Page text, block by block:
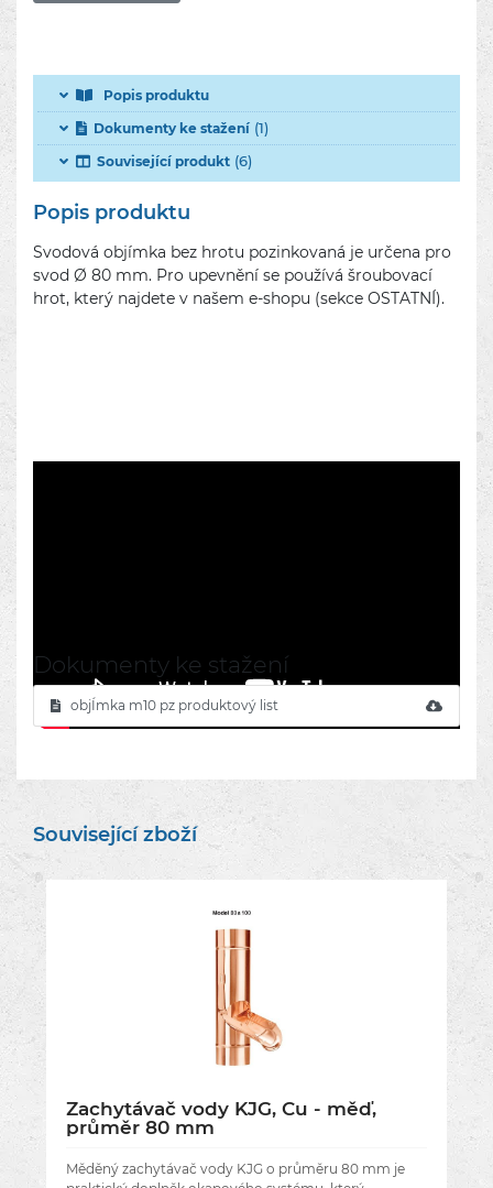
Popis produktu
Dokumenty ke stažení(1)
Související produkt (6)
Popis produktu
Svodová objímka bez hrotu pozinkovaná je určena pro
svod Ø 80 mm. Pro upevnění se používá šroubovací
hrot, který najdete v našem e-shopu (sekce OSTATNÍ).
Dokumenty ke stažení
objÍmka m10 pz produktový list
Související zboží
Zachytávač vody KJG, Cu - měď,
průměr 80 mm
Měděný zachytávač vody KJG o průměru 80 mm je